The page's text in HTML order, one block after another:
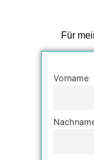
Für
Vorname